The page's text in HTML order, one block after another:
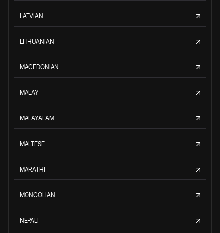
LATVIAN
LITHUANIAN
MACEDONIAN
MALAY
MALAYALAM
MALTESE
MARATHI
MONGOLIAN
NEPALI